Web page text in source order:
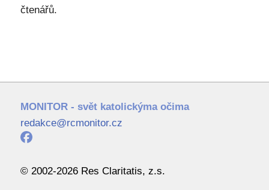
čtenářů.
MONITOR - svět katolickýma očima
redakce@rcmonitor.cz
© 2002-2026 Res Claritatis, z.s.